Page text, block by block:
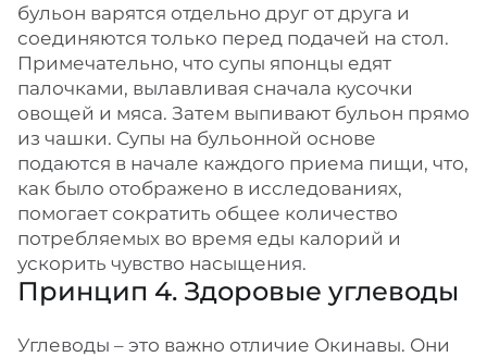
бульон варятся отдельно друг от друга и
соединяются только перед подачей на стол.
Примечательно, что супы японцы едят
палочками, вылавливая сначала кусочки
овощей и мяса. Затем выпивают бульон прямо
из чашки. Супы на бульонной основе
подаются в начале каждого приема пищи, что,
как было отображено в исследованиях,
помогает сократить общее количество
потребляемых во время еды калорий и
ускорить чувство насыщения.
Принцип 4. Здоровые углеводы
Углеводы – это важно отличие Окинавы. Они